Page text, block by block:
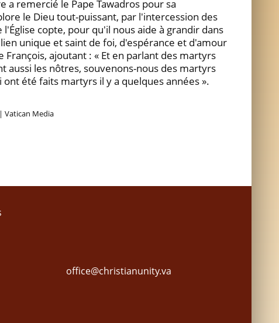
a remercié le Pape Tawadros pour sa
le Dieu tout-puissant, par l'intercession des
copte, pour qu'il nous aide à grandir dans
unique et saint de foi, d'espérance et d'amour
François, ajoutant : « Et en parlant des martyrs
aussi les nôtres, souvenons-nous des martyrs
ont été faits martyrs il y a quelques années ».
Vatican Media
office@christianunity.va